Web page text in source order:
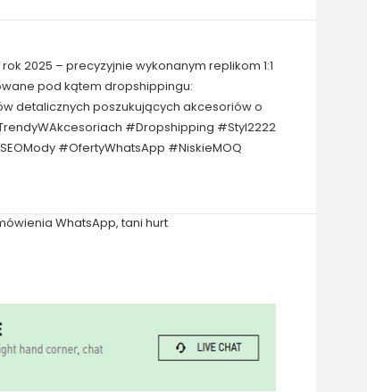
2025 – precyzyjnie wykonanym replikom 1:1
pod kątem dropshippingu:
detalicznych poszukujących akcesoriów o
#Dropshipping #Styl2222
#OfertyWhatsApp #NiskieMOQ
WhatsApp, tani hurt